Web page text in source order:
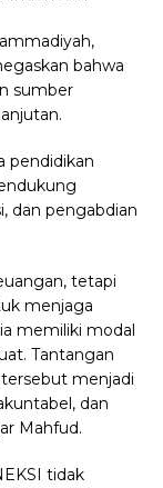
bahwa
sumber
pendidikan
dan pengabdian
tetapi
menjaga
memiliki modal
Tantangan
menjadi
dan
Mahfud.
tidak